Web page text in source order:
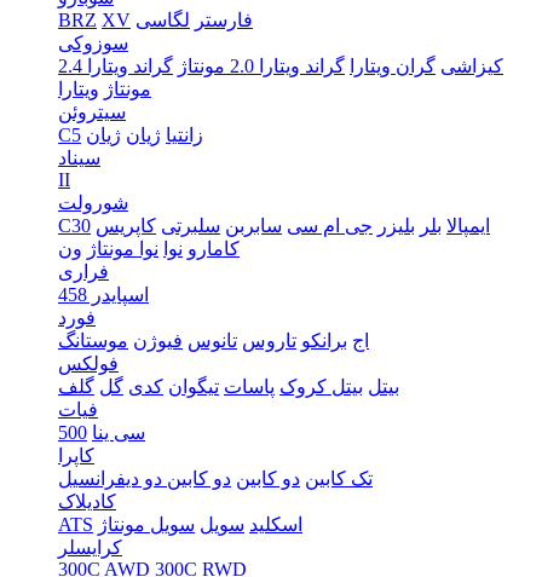
BRZ XV فارستر لگاسی
سوزوکی
کیزاشی گران ویتارا گراند ویتارا 2.0 مونتاژ
گراند ویتارا 2.4
مونتاژ ویتارا
سیتروئن
C5
زانتیا ژیان ژیان
سیناد
II
شورولت
C30
ایمپالا بلر بلیزر جی ام سی سابربن سلبرتی کاپریس
کامارو نوا نوا مونتاژ ون
فراری
اسپایدر 458
فورد
اج برانکو تاروس تانوس فیوژن موستانگ
فولکس
بیتل بیتل کروک پاسات تیگوان کدی گل گلف
فیات
500 سی ینا
کاپرا
تک کابین دو کابین دو کابین دو دیفرانسیل
کادیلاک
ATS
اسکلید سویل سویل مونتاژ
کرایسلر
300C AWD 300C RWD